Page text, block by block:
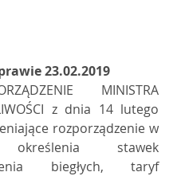
23.02.2019
MINISTRA
z dnia 14 lutego
rozporządzenie w
określenia stawek
biegłych, taryf